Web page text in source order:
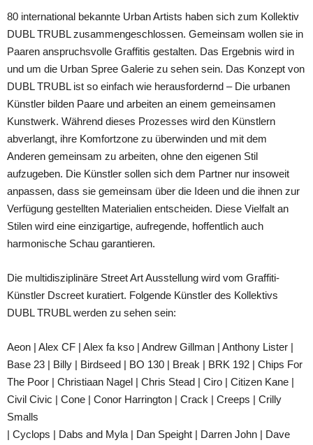
80 international bekannte Urban Artists haben sich zum Kollektiv
DUBL TRUBL zusammengeschlossen. Gemeinsam wollen sie in
Paaren anspruchsvolle Graffitis gestalten. Das Ergebnis wird in
und um die Urban Spree Galerie zu sehen sein. Das Konzept von
DUBL TRUBL ist so einfach wie herausfordernd – Die urbanen
Künstler bilden Paare und arbeiten an einem gemeinsamen
Kunstwerk. Während dieses Prozesses wird den Künstlern
abverlangt, ihre Komfortzone zu überwinden und mit dem
Anderen gemeinsam zu arbeiten, ohne den eigenen Stil
aufzugeben. Die Künstler sollen sich dem Partner nur insoweit
anpassen, dass sie gemeinsam über die Ideen und die ihnen zur
Verfügung gestellten Materialien entscheiden. Diese Vielfalt an
Stilen wird eine einzigartige, aufregende, hoffentlich auch
harmonische Schau garantieren.
Die multidisziplinäre Street Art Ausstellung wird vom Graffiti-
Künstler Dscreet kuratiert. Folgende Künstler des Kollektivs
DUBL TRUBL werden zu sehen sein:
Aeon | Alex CF | Alex fa kso | Andrew Gillman | Anthony Lister |
Base 23 | Billy | Birdseed | BO 130 | Break | BRK 192 | Chips For
The Poor | Christiaan Nagel | Chris Stead | Ciro | Citizen Kane |
Civil Civic | Cone | Conor Harrington | Crack | Creeps | Crilly
Smalls
| Cyclops | Dabs and Myla | Dan Speight | Darren John | Dave